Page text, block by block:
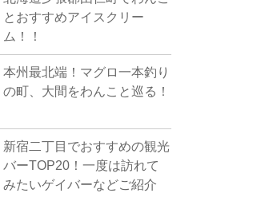
とおすすめアイスクリー
ム！！
本州最北端！マグロ一本釣り
の町、大間をわんこと巡る！
新宿二丁目でおすすめの観光
バーTOP20！一度は訪れて
みたいゲイバーなどご紹介